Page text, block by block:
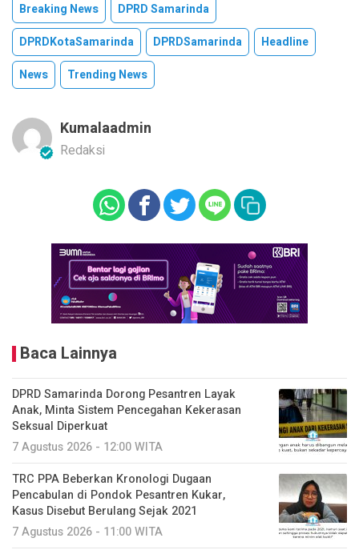
Breaking News
DPRD Samarinda
DPRDKotaSamarinda
DPRDSamarinda
Headline
News
Trending News
Kumalaadmin
Redaksi
Baca Lainnya
DPRD Samarinda Dorong Pesantren Layak
Anak, Minta Sistem Pencegahan Kekerasan
Seksual Diperkuat
7 Agustus 2026 - 12:00 WITA
TRC PPA Beberkan Kronologi Dugaan
Pencabulan di Pondok Pesantren Kukar,
Kasus Disebut Berulang Sejak 2021
7 Agustus 2026 - 11:00 WITA